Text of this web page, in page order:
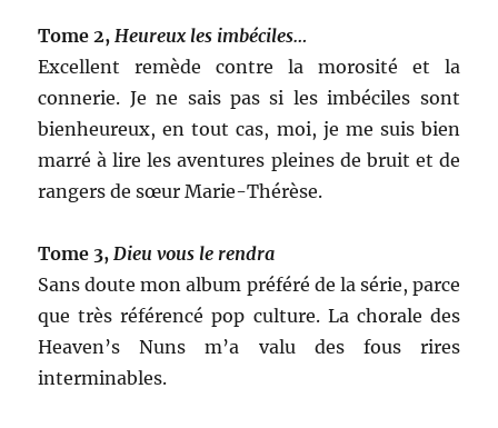
Tome 2,Heureux les imbéciles…
Excellent remède contre la morosité et la
connerie. Je ne sais pas si les imbéciles sont
bienheureux, en tout cas, moi, je me suis bien
marré à lire les aventures pleines de bruit et de
rangers de sœur Marie-Thérèse.
Tome 3,Dieu vous le rendra
Sans doute mon album préféré de la série, parce
que très référencé pop culture. La chorale des
Heaven’s Nuns m’a valu des fous rires
interminables.